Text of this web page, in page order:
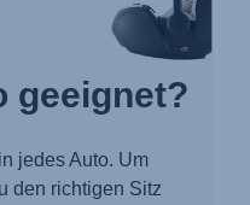
geeignet?
jedes Auto. Um
den richtigen Sitz